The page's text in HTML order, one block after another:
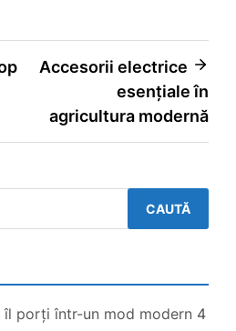
Accesorii electrice
esențiale în
agricultura modernă
îl porți într-un mod modern 4